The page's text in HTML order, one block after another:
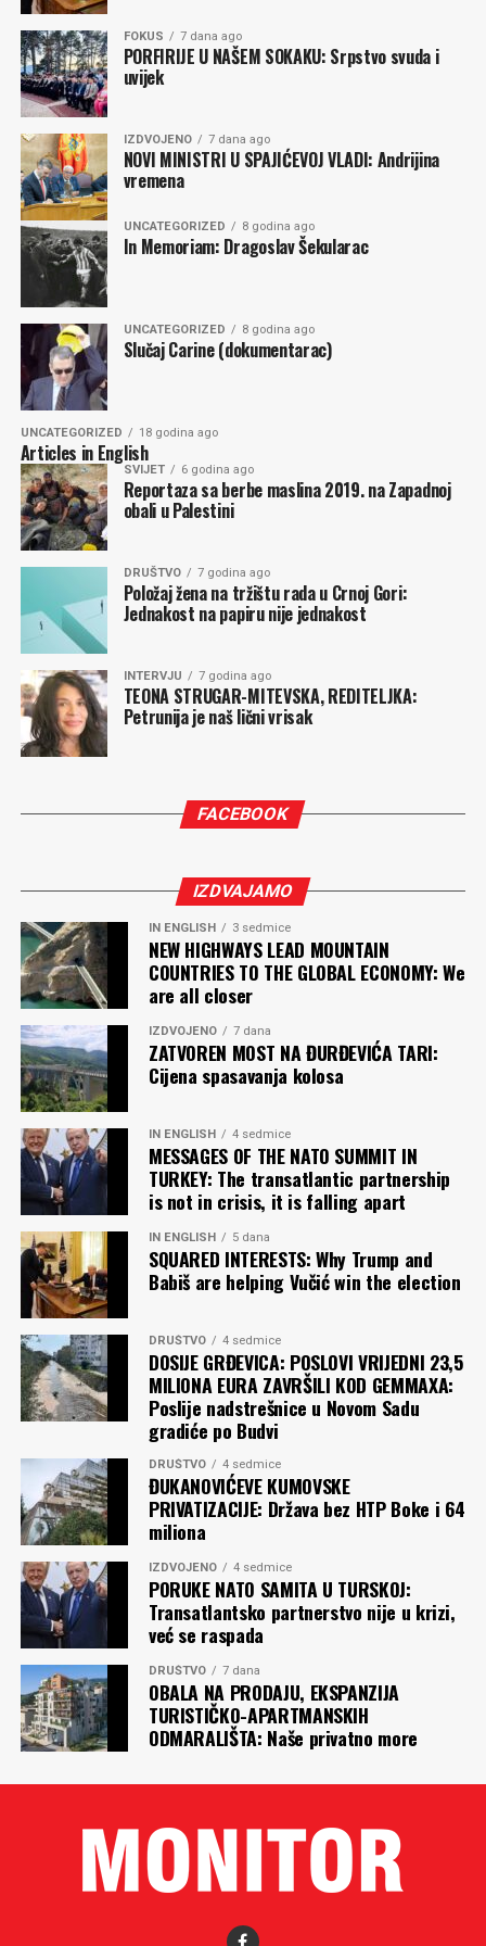
planete došao i to je mnogo tužno. Zato ja opipavam, pa
šta me ubode, nek otrči po prvu pomoć.
Obrazi mi anatomski sedaju u dlanove, čelo zatražilo
ruku više da odškrinem vrata u glavi, prozračim stare
misli i napravim mesta za kvalitetnu tišinu.
P.S. Nemam ja ništa s tim, a ni bez toga.
FOKUS 7 dana ago
PORFIRIJE U NAŠEM SOKAKU: Srpstvo svuda i
uvijek
IZDVOJENO 7 dana ago
NOVI MINISTRI U SPAJIĆEVOJ VLADI: Andrijina
vremena
UNCATEGORIZED 8 godina ago
In Memoriam: Dragoslav Šekularac
UNCATEGORIZED 8 godina ago
Slučaj Carine (dokumentarac)
UNCATEGORIZED 18 godina ago
Articles in English
SVIJET 6 godina ago
Reportaza sa berbe maslina 2019. na Zapadnoj
obali u Palestini
DRUŠTVO 7 godina ago
Položaj žena na tržištu rada u Crnoj Gori:
Jednakost na papiru nije jednakost
INTERVJU 7 godina ago
TEONA STRUGAR-MITEVSKA, REDITELJKA:
Petrunija je naš lični vrisak
FACEBOOK
IZDVAJAMO
IN ENGLISH 3 sedmice
NEW HIGHWAYS LEAD MOUNTAIN
COUNTRIES TO THE GLOBAL ECONOMY: We
are all closer
IZDVOJENO 7 dana
ZATVOREN MOST NA ĐURĐEVIĆA TARI:
Cijena spasavanja kolosa
IN ENGLISH 4 sedmice
MESSAGES OF THE NATO SUMMIT IN
TURKEY: The transatlantic partnership
is not in crisis, it is falling apart
IN ENGLISH 5 dana
SQUARED INTERESTS: Why Trump and
Babiš are helping Vučić win the election
DRUŠTVO 4 sedmice
DOSIJE GRĐEVICA: POSLOVI VRIJEDNI 23,5
MILIONA EURA ZAVRŠILI KOD GEMMAXA:
Poslije nadstrešnice u Novom Sadu
gradiće po Budvi
DRUŠTVO 4 sedmice
ĐUKANOVIĆEVE KUMOVSKE
PRIVATIZACIJE: Država bez HTP Boke i 64
miliona
IZDVOJENO 4 sedmice
PORUKE NATO SAMITA U TURSKOJ:
Transatlantsko partnerstvo nije u krizi,
već se raspada
DRUŠTVO 7 dana
OBALA NA PRODAJU, EKSPANZIJA
TURISTIČKO-APARTMANSKIH
ODMARALIŠTA: Naše privatno more